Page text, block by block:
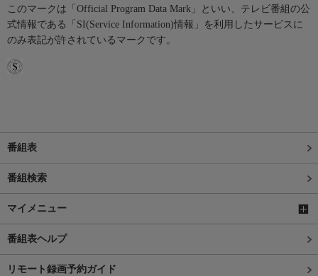
このマークは「Official Program Data Mark」といい、テレビ番組の公
式情報である「SI(Service Information)情報」を利用したサービスに
のみ表記が許されているマークです。
番組表
番組検索
マイメニュー
番組表ヘルプ
リモート録画予約ガイド